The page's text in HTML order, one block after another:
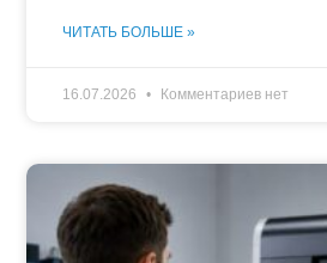
ЧИТАТЬ БОЛЬШЕ »
16.07.2026 Комментариев нет